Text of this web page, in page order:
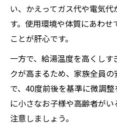
い、かえってガス代や電気
す。使用環境や体質にあわせ
ことが肝心です。
一方で、給湯温度を高くし
クが高まるため、家族全員
で、40度前後を基準に微調
に小さなお子様や高齢者が
注意しましょう。